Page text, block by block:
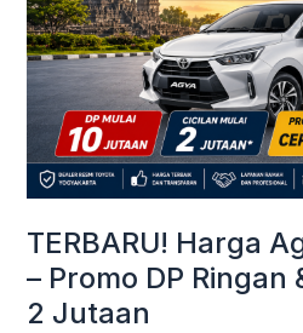
TERBARU! Harga
– Promo DP Ringan
2 Jutaan
–
Promo
DP
Ringan
Cicilan
2
Jutaan